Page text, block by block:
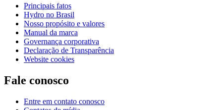
Principais fatos
Hydro no Brasil
Nosso propósito e valores
Manual da marca
Governança corporativa
Declaração de Transparência
Website cookies
Fale conosco
Entre em contato conosco